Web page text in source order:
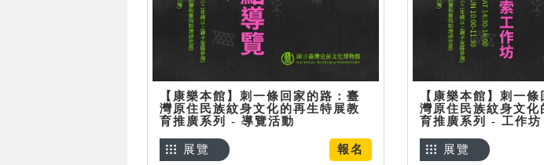
【康樂本館】刺一條回家的路：臺
灣原住民族紋身文化的再生特展教
育推廣系列 - 導覽活動
報名
展覽
【康樂本館】刺一
灣原住民族紋身文化
育推廣系列 - 工作坊
展覽